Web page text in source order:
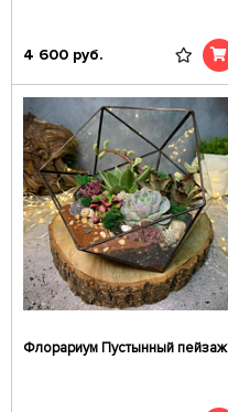
4 600 руб.
Флорариум Пустынный пейзаж